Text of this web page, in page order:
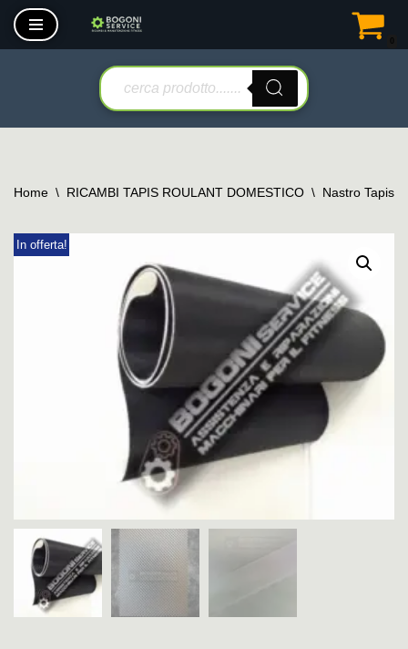
Vai
Home \ RICAMBI TAPIS ROULANT DOMESTICO \ Nastro Tapis
In offerta!